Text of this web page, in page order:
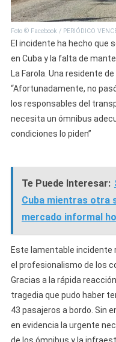
Foto © Facebook / PERIÓDICO
El incidente ha hecho que
en Cuba y la falta de
La Farola. Una residente
“Afortunadamente, no
los responsables del
necesita un ómnibus
condiciones lo piden”
Te Puede Interesar:
Cuba mientras otra
mercado informal
Este lamentable incidente
el profesionalismo de los
Gracias a la rápida
tragedia que pudo haber
43 pasajeros a bordo. Sin
en evidencia la urgente